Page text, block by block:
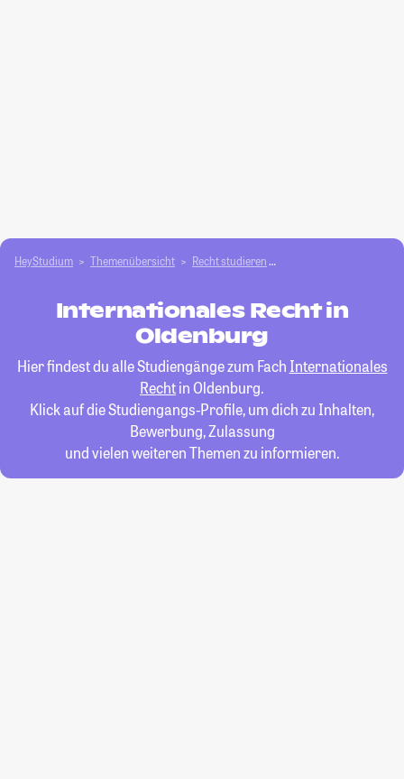
HeyStudium Themenübersicht Recht studieren
Internationales Recht in
Oldenburg
Hier findest du alle Studiengänge zum Fach Internationales
Rechtin Oldenburg.
Klick auf die Studiengangs-Profile, um dich zu Inhalten,
Bewerbung, Zulassung
und vielen weiteren Themen zu informieren.